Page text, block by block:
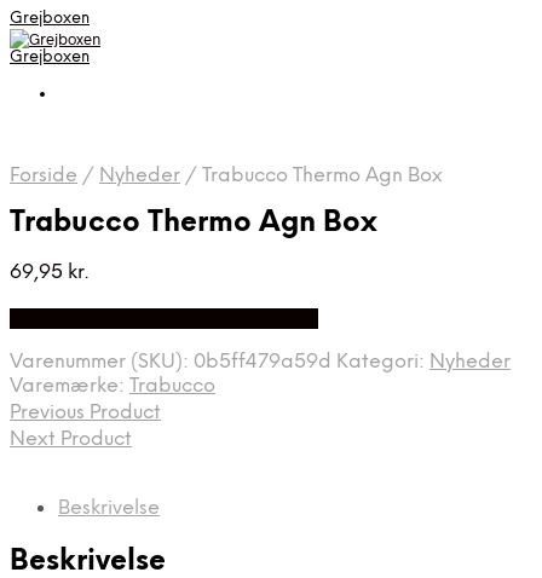
Grejboxen
Grejboxen
Forside / Nyheder / Trabucco Thermo Agn Box
Trabucco Thermo Agn Box
69,95 kr.
Varenummer (SKU): 0b5ff479a59d Kategori: Nyheder
Varemærke: Trabucco
Previous Product
Next Product
Beskrivelse
Beskrivelse